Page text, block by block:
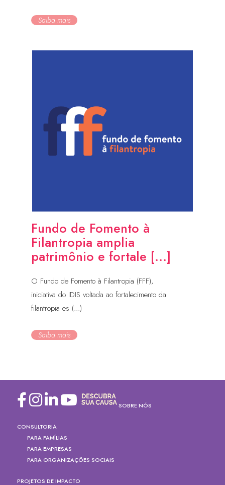
Saiba mais
Fundo de Fomento à
Filantropia amplia
patrimônio e fortale [...]
O Fundo de Fomento à Filantropia (FFF),
iniciativa do IDIS voltada ao fortalecimento da
filantropia es (...)
Saiba mais
SOBRE NÓS
CONSULTORIA
PARA FAMÍLIAS
PARA EMPRESAS
PARA ORGANIZAÇÕES SOCIAIS
PROJETOS DE IMPACTO